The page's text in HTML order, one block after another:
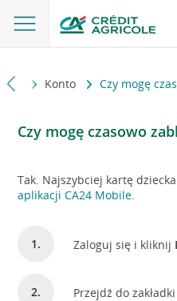
Konto Czy mogę
Czy mogę czasowo
Tak. Najszybciej kartę
aplikacji CA24 Mobile.
Zaloguj się i kliknij
Przejdź do zakładki